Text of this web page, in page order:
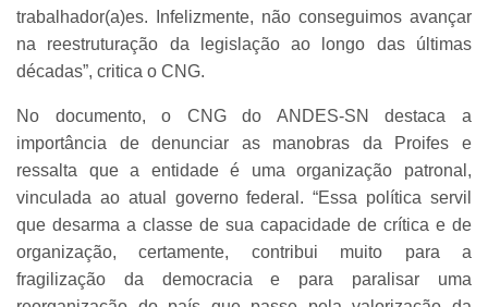
trabalhador(a)es. Infelizmente, não conseguimos avançar
na reestruturação da legislação ao longo das últimas
décadas”, critica o CNG.
No documento, o CNG do ANDES-SN destaca a
importância de denunciar as manobras da Proifes e
ressalta que a entidade é uma organização patronal,
vinculada ao atual governo federal. “Essa política servil
que desarma a classe de sua capacidade de crítica e de
organização, certamente, contribui muito para a
fragilização da democracia e para paralisar uma